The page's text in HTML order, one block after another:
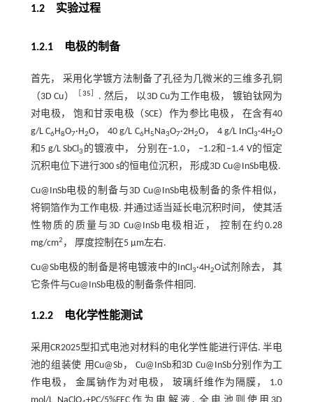
1.2 实验过程
1.2.1 电极的制备
首先， 采用化学镀方法制备了孔径为几微米的三维多孔铜
（3D Cu）
35
. 然后， 以3D Cu为工作电极， 镀铂钛网为
对电极， 饱和甘汞电极（SCE）作为参比电极， 在含有40
g/L C6H8O7·H2O， 40 g/L C6H5Na3O7·2H2O， 4 g/L InCl3·4H2O
和5 g/L SbCl3 的镀液中， 分别在‒1.0， ‒1.2和‒1.4 V的恒定
沉积电位下进行300 s的恒电位沉积， 形成3D Cu@InSb电极.
Cu@InSb电极的制备与3D Cu@InSb电极制备的条件相似，
将铜箔作为工作电极. 并通过适当延长电沉积时间， 使其活
性物质的质量与3D Cu@InSb电极相近， 控制在约0.28
mg/cm2 ， 厚度控制在5 μm左右.
Cu@Sb电极的制备是将电镀液中的InCl3·4H2O试剂除去， 其
它条件与Cu@InSb电极的制备条件相同.
1.2.2 电化学性能测试
采用CR2025型扣式电池对材料的电化学性能进行评估. 半电
池的组装使 用Cu@Sb， Cu@InSb和3D Cu@InSb分别作为工
作电极， 金属钠作为对电极， 玻璃纤维作为隔膜， 1.0